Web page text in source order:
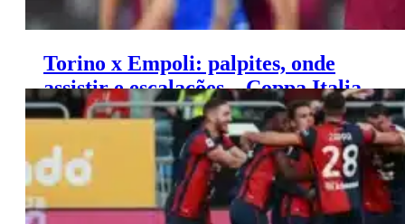
Torino x Empoli: palpites, onde
assistir e escalações – Coppa Italia
(24/09)